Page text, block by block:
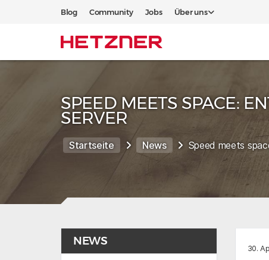
Blog Community Jobs Über uns
SPEED MEETS SPACE:
SERVER
Startseite News Speed meets
NEWS
30.